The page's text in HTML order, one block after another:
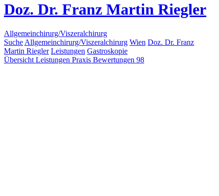
Doz. Dr. Franz Martin Riegler
Allgemeinchirurg/Viszeralchirurg
Suche Allgemeinchirurg/Viszeralchirurg Wien Doz. Dr. Franz
Martin Riegler Leistungen Gastroskopie
Übersicht Leistungen Praxis Bewertungen 98